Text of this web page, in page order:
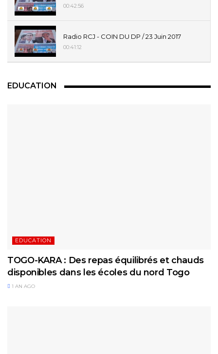
00:42:56
Radio RCJ - COIN DU DP / 23 Juin 2017
00:41:12
EDUCATION
EDUCATION
TOGO-KARA : Des repas équilibrés et chauds
disponibles dans les écoles du nord Togo
1 AN AGO